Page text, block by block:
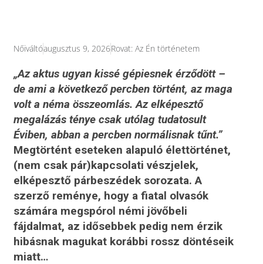
Nőiváltóaugusztus 9, 2026Rovat: Az Én történetem
„Az aktus ugyan kissé gépiesnek érződött –
de ami a következő percben történt, az maga
volt a néma összeomlás. Az elképesztő
megalázás ténye csak utólag tudatosult
Éviben, abban a percben normálisnak tűnt.”
Megtörtént eseteken alapuló élettörténet,
(nem csak pár)kapcsolati vészjelek,
elképesztő párbeszédek sorozata. A
szerző reménye, hogy a fiatal olvasók
számára megspórol némi jövőbeli
fájdalmat, az idősebbek pedig nem érzik
hibásnak magukat korábbi rossz döntéseik
miatt…